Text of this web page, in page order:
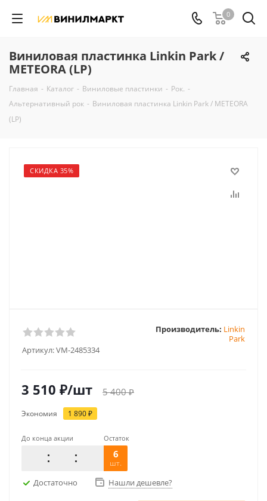
0
Виниловая пластинка Linkin Park /
METEORA (LP)
Главная - Каталог - Виниловые пластинки - Рок. -
Альтернативный рок - Виниловая пластинка Linkin Park / METEORA
(LP)
СКИДКА 35%
Артикул:VM-2485334
Производитель: Linkin
Park
3 510 ₽/шт 5 400₽
Экономия 1 890₽
До конца акции Остаток
6
шт.
Достаточно Нашли дешевле?